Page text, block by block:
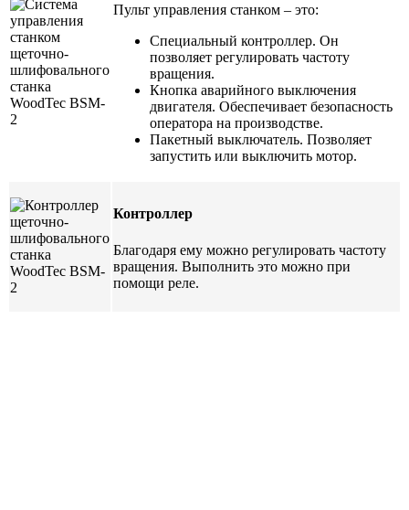
Пульт управления станком – это:
Специальный контроллер. Он
позволяет регулировать частоту
вращения.
Кнопка аварийного выключения
двигателя. Обеспечивает безопасность
оператора на производстве.
Пакетный выключатель. Позволяет
запустить или выключить мотор.
Контроллер
Благодаря ему можно регулировать частоту
вращения. Выполнить это можно при
помощи реле.